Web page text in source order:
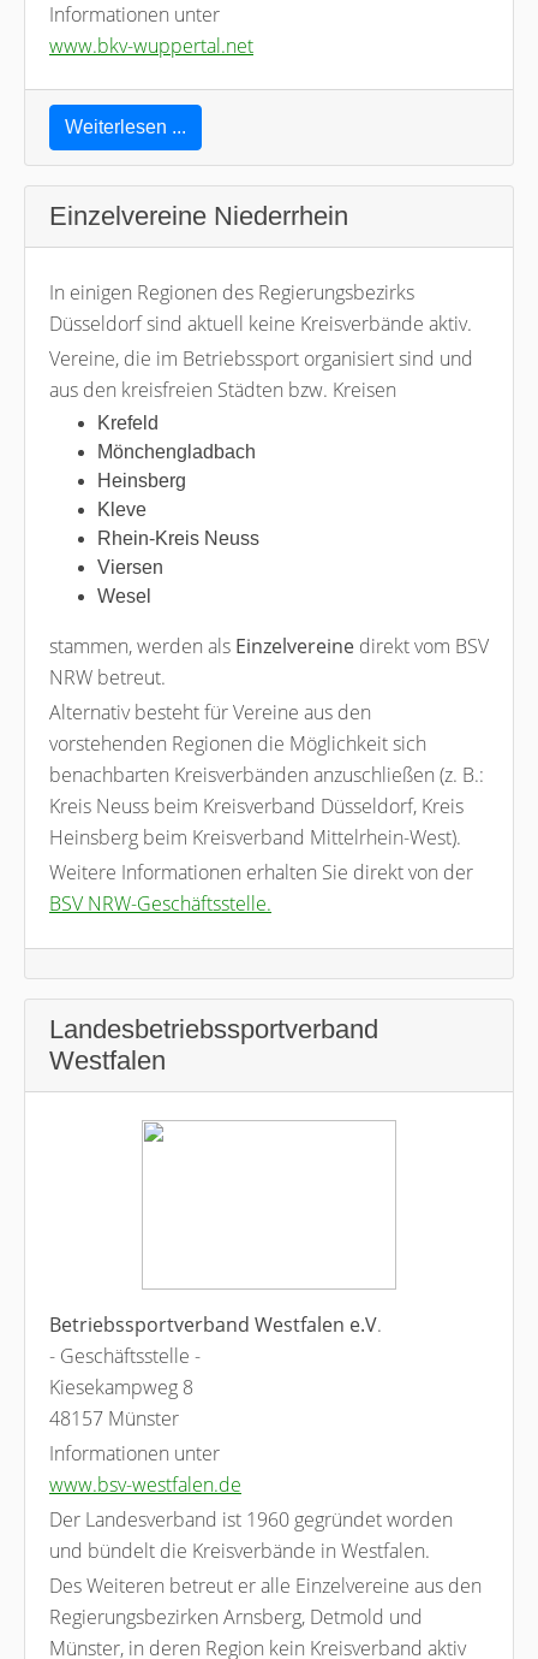
Informationen unter
www.bkv-wuppertal.net
Weiterlesen ...
Einzelvereine Niederrhein
In einigen Regionen des Regierungsbezirks
Düsseldorf sind aktuell keine Kreisverbände aktiv.
Vereine, die im Betriebssport organisiert sind und
aus den kreisfreien Städten bzw. Kreisen
Krefeld
Mönchengladbach
Heinsberg
Kleve
Rhein-Kreis Neuss
Viersen
Wesel
stammen, werden als Einzelvereine direkt vom BSV
NRW betreut.
Alternativ besteht für Vereine aus den
vorstehenden Regionen die Möglichkeit sich
benachbarten Kreisverbänden anzuschließen (z. B.:
Kreis Neuss beim Kreisverband Düsseldorf, Kreis
Heinsberg beim Kreisverband Mittelrhein-West).
Weitere Informationen erhalten Sie direkt von der
BSV NRW-Geschäftsstelle.
Landesbetriebssportverband
Westfalen
Betriebssportverband Westfalen e.V.
- Geschäftsstelle -
Kiesekampweg 8
48157 Münster
Informationen unter
www.bsv-westfalen.de
Der Landesverband ist 1960 gegründet worden
und bündelt die Kreisverbände in Westfalen.
Des Weiteren betreut er alle Einzelvereine aus den
Regierungsbezirken Arnsberg, Detmold und
Münster, in deren Region kein Kreisverband aktiv